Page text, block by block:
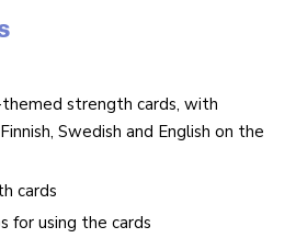
strength cards, with
Swedish and English on the
cards
for using the cards